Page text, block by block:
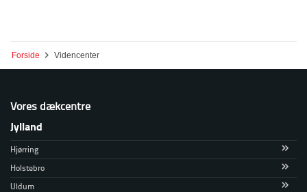
Forside Videncenter
Vores dækcentre
Jylland
Hjørring
Holstebro
Uldum